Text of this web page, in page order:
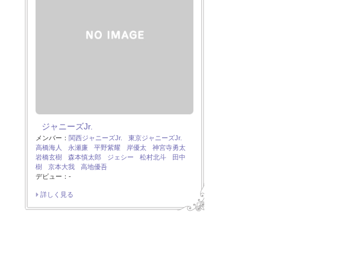
ジャニーズJr.
メンバー： 関西ジャニーズJr.
東京ジャニーズJr.
高橋海人
永瀬廉 平野紫耀 岸優太
神宮寺勇太
岩橋玄樹
森本慎太郎 ジェシー 松村北斗
田中
樹
京本大我
高地優吾
デビュー：-
詳しく見る